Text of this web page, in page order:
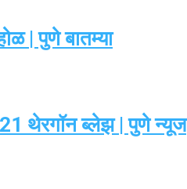
| पुणे बातम्या
थेरगॉन ब्लेझ | पुणे न्यूज